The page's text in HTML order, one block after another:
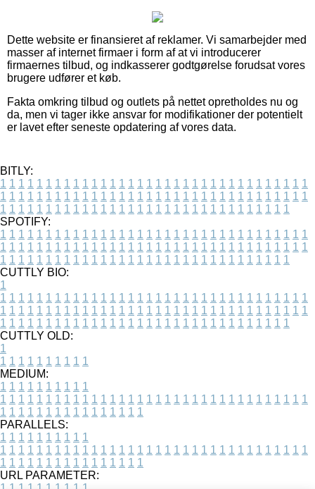
Dette website er finansieret af reklamer. Vi samarbejder med
masser af internet firmaer i form af at vi introducerer
firmaernes tilbud, og indkasserer godtgørelse forudsat vores
brugere udfører et køb.
Fakta omkring tilbud og outlets på nettet opretholdes nu og
da, men vi tager ikke ansvar for modifikationer der potentielt
er lavet efter seneste opdatering af vores data.
BITLY:
1 1 1 1 1 1 1 1 1 1 1 1 1 1 1 1 1 1 1 1 1 1 1 1 1 1 1 1 1 1 1 1 1 1
1 1 1 1 1 1 1 1 1 1 1 1 1 1 1 1 1 1 1 1 1 1 1 1 1 1 1 1 1 1 1 1 1 1
1 1 1 1 1 1 1 1 1 1 1 1 1 1 1 1 1 1 1 1 1 1 1 1 1 1 1 1 1 1 1 1
SPOTIFY:
1 1 1 1 1 1 1 1 1 1 1 1 1 1 1 1 1 1 1 1 1 1 1 1 1 1 1 1 1 1 1 1 1 1
1 1 1 1 1 1 1 1 1 1 1 1 1 1 1 1 1 1 1 1 1 1 1 1 1 1 1 1 1 1 1 1 1 1
1 1 1 1 1 1 1 1 1 1 1 1 1 1 1 1 1 1 1 1 1 1 1 1 1 1 1 1 1 1 1 1
CUTTLY BIO:
1
1 1 1 1 1 1 1 1 1 1 1 1 1 1 1 1 1 1 1 1 1 1 1 1 1 1 1 1 1 1 1 1 1 1
1 1 1 1 1 1 1 1 1 1 1 1 1 1 1 1 1 1 1 1 1 1 1 1 1 1 1 1 1 1 1 1 1 1
1 1 1 1 1 1 1 1 1 1 1 1 1 1 1 1 1 1 1 1 1 1 1 1 1 1 1 1 1 1 1 1
CUTTLY OLD:
1
1 1 1 1 1 1 1 1 1 1
MEDIUM:
1 1 1 1 1 1 1 1 1 1
1 1 1 1 1 1 1 1 1 1 1 1 1 1 1 1 1 1 1 1 1 1 1 1 1 1 1 1 1 1 1 1 1 1
1 1 1 1 1 1 1 1 1 1 1 1 1 1 1 1
PARALLELS:
1 1 1 1 1 1 1 1 1 1
1 1 1 1 1 1 1 1 1 1 1 1 1 1 1 1 1 1 1 1 1 1 1 1 1 1 1 1 1 1 1 1 1 1
1 1 1 1 1 1 1 1 1 1 1 1 1 1 1 1
URL PARAMETER: